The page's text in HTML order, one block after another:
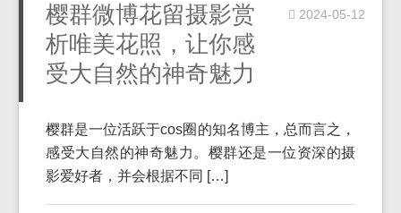
樱群微博花留摄影赏
析唯美花照，让你感
受大自然的神奇魅力
2024-05-12
樱群是一位活跃于cos圈的知名博主，总而言之，
感受大自然的神奇魅力。樱群还是一位资深的摄
影爱好者，并会根据不同 […]